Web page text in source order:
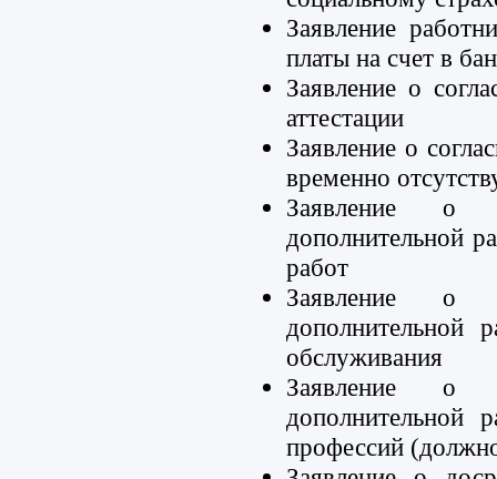
Заявление
платы на счет в
Заявление о
аттестации
Заявление о
временно
Заявление о
дополнительной
работ
Заявление о
дополнительной
обслуживания
Заявление о
дополнительной
профессий